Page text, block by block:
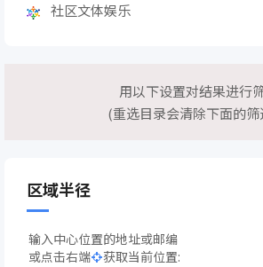
社区文体娱乐
用以下设置对结果进行
(重选目录会清除下面的筛
区域半径
输入中心位置的地址或邮编
或点击右端
获取当前位置: